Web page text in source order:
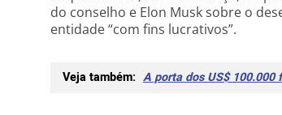
do conselho e Elon Musk sobre o
entidade “com fins lucrativos”.
Veja também: A porta dos US$